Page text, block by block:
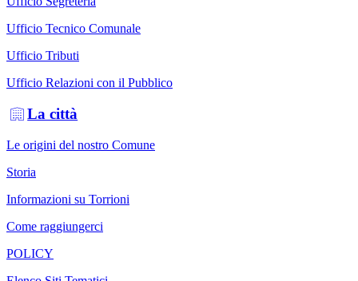
Ufficio Tecnico Comunale
Ufficio Tributi
Ufficio Relazioni con il Pubblico
La città
Le origini del nostro Comune
Storia
Informazioni su Torrioni
Come raggiungerci
POLICY